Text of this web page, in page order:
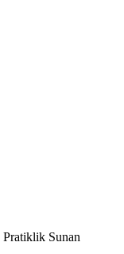
Pratiklik Sunan